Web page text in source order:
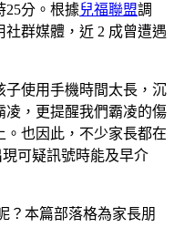
25分。根據兒福聯盟調
社群媒體，近 2 成曾遭遇
子使用手機時間太長，沉
凌，更提醒我們霸凌的傷
。也因此，不少家長都在
可疑訊號時能及早介
？本篇部落格為家長朋